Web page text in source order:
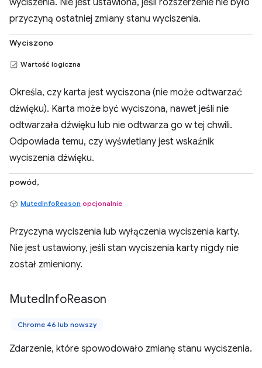
wyciszenia. Nie jest ustawiona, jeśli rozszerzenie nie było
przyczyną ostatniej zmiany stanu wyciszenia.
Wyciszono
Wartość logiczna
Określa, czy karta jest wyciszona (nie może odtwarzać
dźwięku). Karta może być wyciszona, nawet jeśli nie
odtwarzała dźwięku lub nie odtwarza go w tej chwili.
Odpowiada temu, czy wyświetlany jest wskaźnik
wyciszenia dźwięku.
powód,
MutedInfoReason opcjonalnie
Przyczyna wyciszenia lub wyłączenia wyciszenia karty.
Nie jest ustawiony, jeśli stan wyciszenia karty nigdy nie
został zmieniony.
MutedInfoReason
Chrome 46 lub nowszy
Zdarzenie, które spowodowało zmianę stanu wyciszenia.